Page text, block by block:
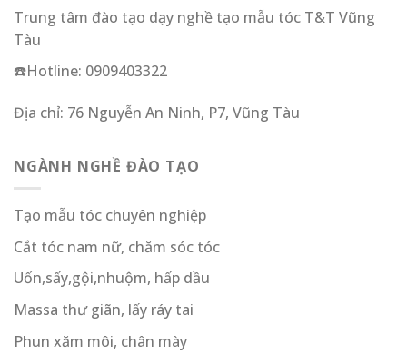
Trung tâm đào tạo dạy nghề tạo mẫu tóc T&T Vũng
Tàu
☎️Hotline: 0909403322
Địa chỉ: 76 Nguyễn An Ninh, P7, Vũng Tàu
NGÀNH NGHỀ ĐÀO TẠO
Tạo mẫu tóc chuyên nghiệp
Cắt tóc nam nữ, chăm sóc tóc
Uốn,sấy,gội,nhuộm, hấp dầu
Massa thư giãn, lấy ráy tai
Phun xăm môi, chân mày